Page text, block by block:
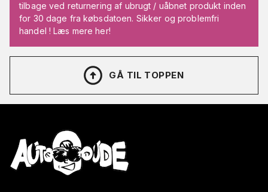
tilbage ved returnering af ubrugt / uåbnet produkt inden
for 30 dage fra købsdatoen. Sikker og problemfri
handel ! Læs mere her!
GÅ TIL TOPPEN